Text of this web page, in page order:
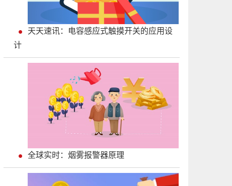
天天速讯：电容感应式触摸开关的应用设
计
全球实时：烟雾报警器原理